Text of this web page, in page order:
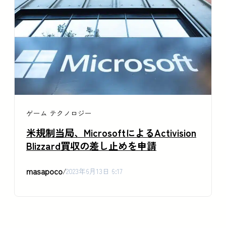
ゲーム テクノロジー
米規制当局、MicrosoftによるActivision
Blizzard買収の差し止めを申請
masapoco/2023年6月13日 6:17